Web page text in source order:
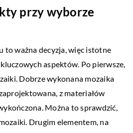
przy wyborze
to ważna decyzja, więc istotne
aspektów. Po pierwsze,
Dobrze wykonana mozaika
z materiałów
Można to sprawdzić,
Drugim elementem, na